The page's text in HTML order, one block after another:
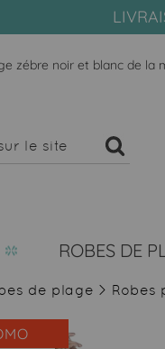
zébre noir et blanc de la
ROBES DE
de plage > Robes